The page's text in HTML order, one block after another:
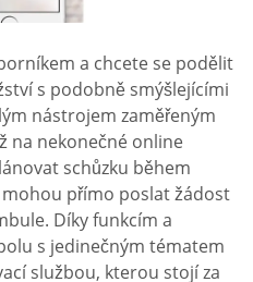
a chcete se podělit
s podobně smýšlejícími
nástrojem zaměřeným
na nekonečné online
schůzku během
přímo poslat žádost
Díky funkcím a
s jedinečným tématem
službou, kterou stojí za